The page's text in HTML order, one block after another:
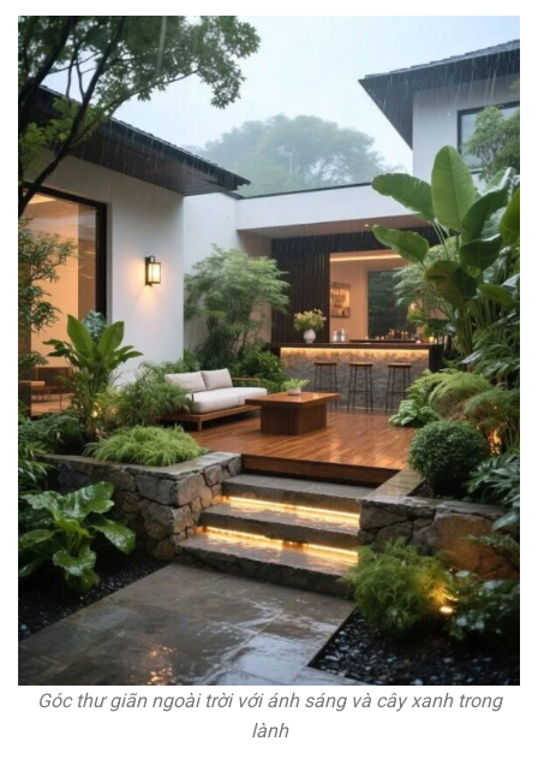
Góc thư giãn ngoài trời với ánh sáng và cây xanh trong
lành